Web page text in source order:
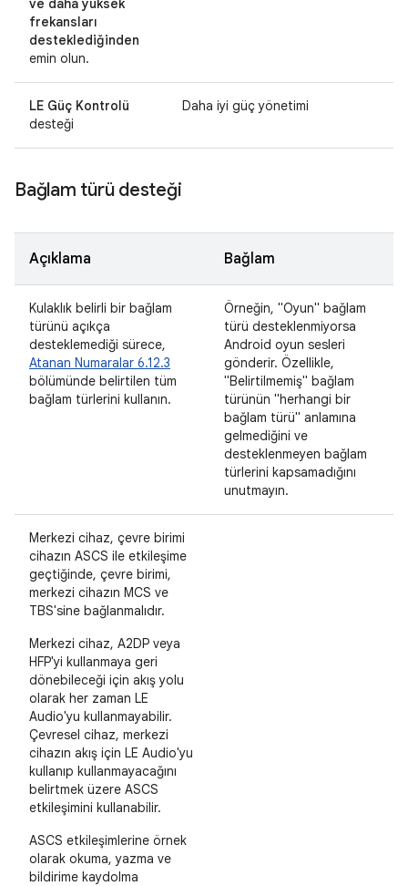
ve daha yüksek
frekansları
desteklediğinden
emin olun.
LE Güç Kontrolü
desteği
Daha iyi güç yönetimi
Bağlam türü desteği
Açıklama Bağlam
Kulaklık belirli bir bağlam
türünü açıkça
desteklemediği sürece,
Atanan Numaralar 6.12.3
bölümünde belirtilen tüm
bağlam türlerini kullanın.
Örneğin, "Oyun" bağlam
türü desteklenmiyorsa
Android oyun sesleri
gönderir. Özellikle,
"Belirtilmemiş" bağlam
türünün "herhangi bir
bağlam türü" anlamına
gelmediğini ve
desteklenmeyen bağlam
türlerini kapsamadığını
unutmayın.
Merkezi cihaz, çevre birimi
cihazın ASCS ile etkileşime
geçtiğinde, çevre birimi,
merkezi cihazın MCS ve
TBS'sine bağlanmalıdır.
Merkezi cihaz, A2DP veya
HFP'yi kullanmaya geri
dönebileceği için akış yolu
olarak her zaman LE
Audio'yu kullanmayabilir.
Çevresel cihaz, merkezi
cihazın akış için LE Audio'yu
kullanıp kullanmayacağını
belirtmek üzere ASCS
etkileşimini kullanabilir.
ASCS etkileşimlerine örnek
olarak okuma, yazma ve
bildirime kaydolma